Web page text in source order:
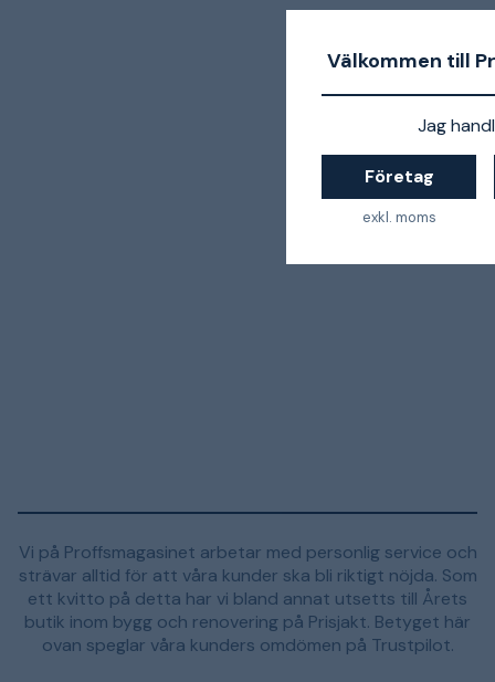
Välkommen till
Jag
Företag
exkl. moms
Vi på Proffsmagasinet arbetar med personlig service och
strävar alltid för att våra kunder ska bli riktigt nöjda. Som
ett kvitto på detta har vi bland annat utsetts till Årets
butik inom bygg och renovering på Prisjakt. Betyget här
ovan speglar våra kunders omdömen på Trustpilot.